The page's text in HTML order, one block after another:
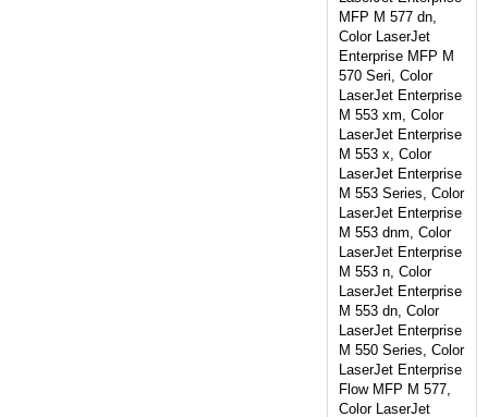
MFP M 577 dn,
Color LaserJet
Enterprise MFP M
570 Seri, Color
LaserJet Enterprise
M 553 xm, Color
LaserJet Enterprise
M 553 x, Color
LaserJet Enterprise
M 553 Series, Color
LaserJet Enterprise
M 553 dnm, Color
LaserJet Enterprise
M 553 n, Color
LaserJet Enterprise
M 553 dn, Color
LaserJet Enterprise
M 550 Series, Color
LaserJet Enterprise
Flow MFP M 577,
Color LaserJet